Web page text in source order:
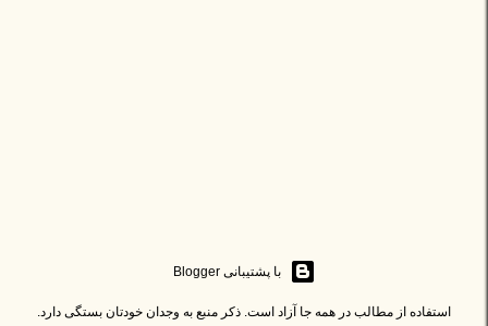
‏با پشتیبانی Blogger
استفاده از مطالب در همه جا آزاد است. ذکر منبع به وجدان خودتان بستگی دارد.